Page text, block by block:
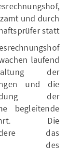
und durch
statt.
laufend
der
und die
der
begleitende
Die
das
des